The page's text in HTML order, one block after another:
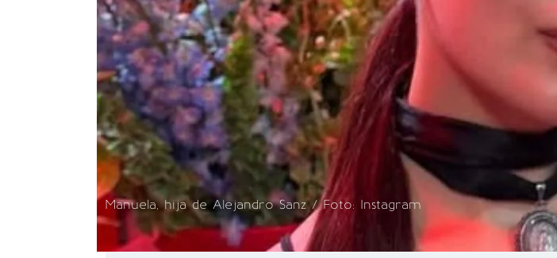
Manuela, hija de Alejandro Sanz / Foto: Instagram